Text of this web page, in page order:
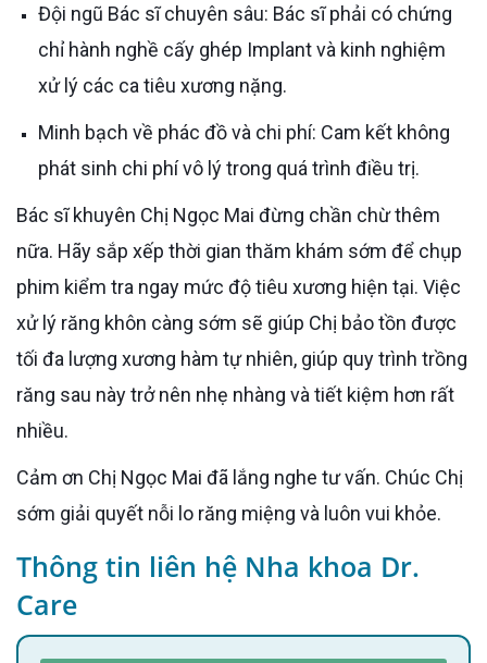
Đội ngũ Bác sĩ chuyên sâu: Bác sĩ phải có chứng
chỉ hành nghề cấy ghép Implant và kinh nghiệm
xử lý các ca tiêu xương nặng.
Minh bạch về phác đồ và chi phí: Cam kết không
phát sinh chi phí vô lý trong quá trình điều trị.
Bác sĩ khuyên Chị Ngọc Mai đừng chần chừ thêm
nữa. Hãy sắp xếp thời gian thăm khám sớm để chụp
phim kiểm tra ngay mức độ tiêu xương hiện tại. Việc
xử lý răng khôn càng sớm sẽ giúp Chị bảo tồn được
tối đa lượng xương hàm tự nhiên, giúp quy trình trồng
răng sau này trở nên nhẹ nhàng và tiết kiệm hơn rất
nhiều.
Cảm ơn Chị Ngọc Mai đã lắng nghe tư vấn. Chúc Chị
sớm giải quyết nỗi lo răng miệng và luôn vui khỏe.
Thông tin liên hệ Nha khoa Dr.
Care